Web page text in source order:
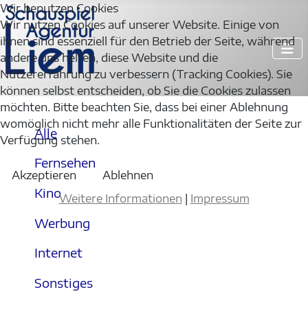
Alle
Fernsehen
Kino
Werbung
Internet
Sonstiges
Wir benutzen Cookies
Wir nutzen Cookies auf unserer Website. Einige von
ihnen sind essenziell für den Betrieb der Seite, während
andere uns helfen, diese Website und die
Nutzererfahrung zu verbessern (Tracking Cookies). Sie
können selbst entscheiden, ob Sie die Cookies zulassen
möchten. Bitte beachten Sie, dass bei einer Ablehnung
womöglich nicht mehr alle Funktionalitäten der Seite zur
Verfügung stehen.
Akzeptieren
Ablehnen
Weitere Informationen
Impressum